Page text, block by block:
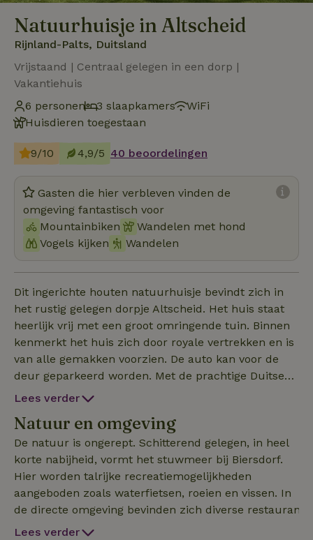
Natuurhuisje in Altscheid
Rijnland-Palts, Duitsland
Vrijstaand | Centraal gelegen in een dorp |
Vakantiehuis
6 personen
3 slaapkamers
WiFi
Huisdieren toegestaan
9/10 4,9/5 40 beoordelingen
Gasten die hier verbleven vinden de
omgeving fantastisch voor
Mountainbiken
Wandelen met hond
Vogels kijken
Wandelen
Dit ingerichte houten natuurhuisje bevindt zich in
het rustig gelegen dorpje Altscheid. Het huis staat
heerlijk vrij met een groot omringende tuin. Binnen
kenmerkt het huis zich door royale vertrekken en is
van alle gemakken voorzien. De auto kan voor de
deur geparkeerd worden. Met de prachtige Duitse
steden Bitburg en Trier en het Luxemburgse
geen 20 kilometer afstand, hoef je je hier niet te
Lees verder
Natuur en omgeving
De natuur is ongerept. Schitterend gelegen, in heel
korte nabijheid, vormt het stuwmeer bij Biersdorf.
Hier worden talrijke recreatiemogelijkheden
aangeboden zoals waterfietsen, roeien en vissen. In
de directe omgeving bevinden zich diverse restaurants.
Lees verder